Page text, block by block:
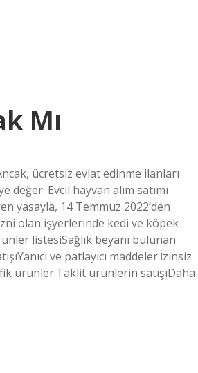
Mı
ücretsiz evlat edinme ilanları
Evcil hayvan alım satımı
yasayla, 14 Temmuz 2022’den
olan işyerlerinde kedi ve köpek
listesiSağlık beyanı bulunan
ve patlayıcı maddeler.İzinsiz
ürünler.Taklit ürünlerin satışıDaha